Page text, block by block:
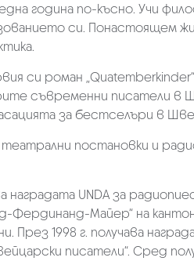
година по-късно. Учи
си. Понастоящем
си роман
съвременни писатели в
за бестселъри в
постановки и
наградата UNDA за
Фердинанд-Майер“ на
През 1998 г. получава
писатели“. Сред